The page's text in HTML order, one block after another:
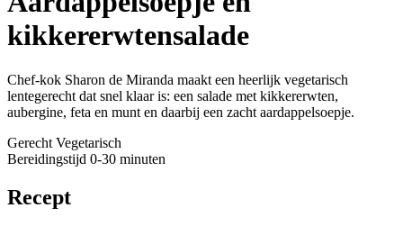
kikkererwtensalade
Chef-kok Sharon de Miranda maakt een heerlijk vegetarisch
lentegerecht dat snel klaar is: een salade met kikkererwten,
aubergine, feta en munt en daarbij een zacht aardappelsoepje.
Gerecht Vegetarisch
Bereidingstijd 0-30 minuten
Recept